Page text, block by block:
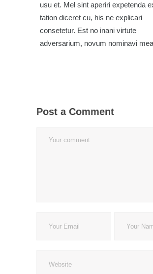
usu et. Mel sint aperiri expetenda
tation diceret cu, his ne explicari
consetetur. Est no inani virtute
adversarium, novum nominavi
Post a Comment